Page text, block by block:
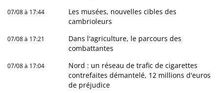
07/08 à 17:44
Les musées, nouvelles cibles des
cambrioleurs
07/08 à 17:21
Dans l'agriculture, le parcours des
combattantes
07/08 à 17:04
Nord : un réseau de trafic de cigarettes
contrefaites démantelé, 12 millions d'euros
de préjudice